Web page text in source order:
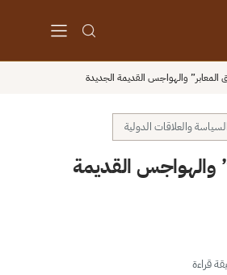
المعابر” والهواجس القديمة الجديدة
والعلاقات الدولية
والهواجس القديمة